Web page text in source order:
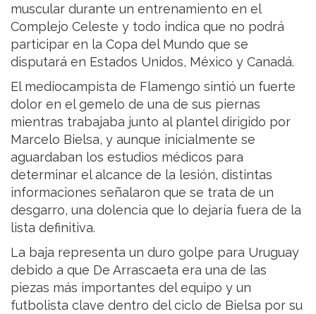
muscular durante un entrenamiento en el
Complejo Celeste y todo indica que no podrá
participar en la Copa del Mundo que se
disputará en Estados Unidos, México y Canadá.
El mediocampista de Flamengo sintió un fuerte
dolor en el gemelo de una de sus piernas
mientras trabajaba junto al plantel dirigido por
Marcelo Bielsa, y aunque inicialmente se
aguardaban los estudios médicos para
determinar el alcance de la lesión, distintas
informaciones señalaron que se trata de un
desgarro, una dolencia que lo dejaría fuera de la
lista definitiva.
La baja representa un duro golpe para Uruguay
debido a que De Arrascaeta era una de las
piezas más importantes del equipo y un
futbolista clave dentro del ciclo de Bielsa por su